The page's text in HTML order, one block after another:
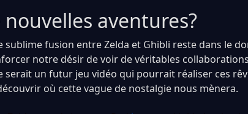
nouvelles aventures?
sublime fusion entre Zelda et Ghibli reste dans le
notre désir de voir de véritables
serait un futur jeu vidéo qui pourrait réaliser ces
où cette vague de nostalgie nous mènera.